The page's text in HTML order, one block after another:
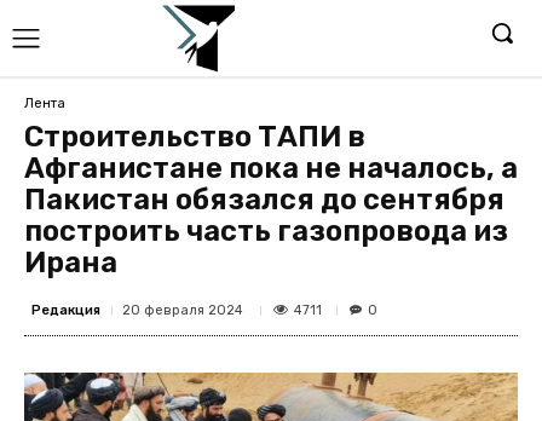
Лента
Строительство ТАПИ в
Афганистане пока не началось, а
Пакистан обязался до сентября
построить часть газопровода из
Ирана
Редакция 20 февраля 2024 4711 0